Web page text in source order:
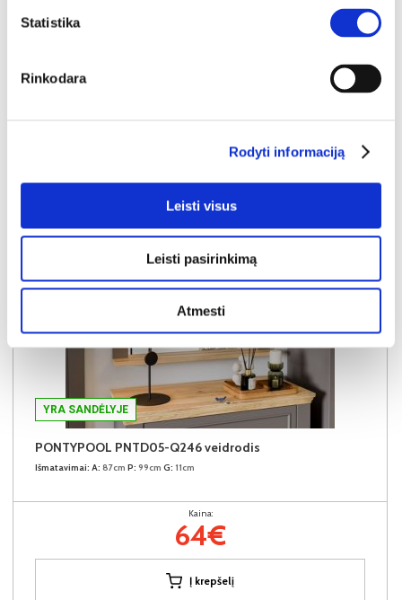
Statistika
Rinkodara
Rodyti informaciją
Leisti visus
Leisti pasirinkimą
Atmesti
YRA SANDĖLYJE
PONTYPOOL PNTD05-Q246 veidrodis
Išmatavimai: A: 87cm P: 99cm G: 11cm
Kaina:
64€
Į krepšelį